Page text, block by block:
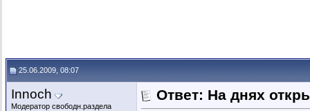
25.06.2009, 08:07
Innoch
Модератор свободн.раздела
Ответ: На днях